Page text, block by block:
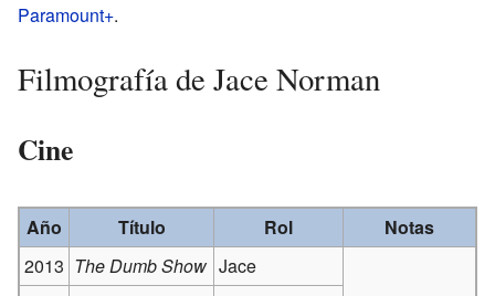
Paramount+.
Filmografía de Jace Norman
Cine
Año Título Rol
Notas
2013 The Dumb Show Jace